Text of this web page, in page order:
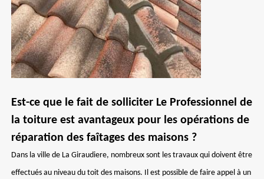
Est-ce que le fait de solliciter Le Professionnel de
la toiture est avantageux pour les opérations de
réparation des faîtages des maisons ?
Dans la ville de La Giraudiere, nombreux sont les travaux qui doivent être
effectués au niveau du toit des maisons. Il est possible de faire appel à un